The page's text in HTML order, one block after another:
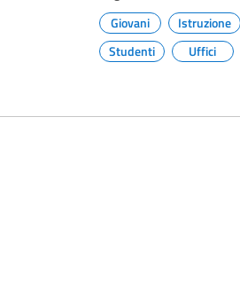
Giovani
Istruzione
Studenti
Uffici